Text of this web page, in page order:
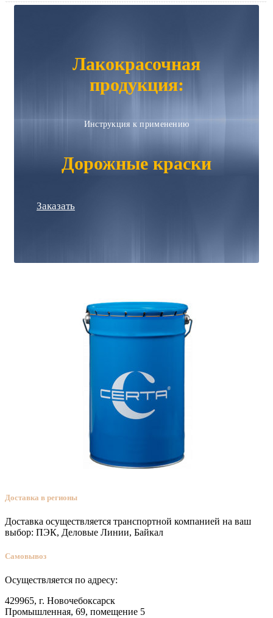
Лакокрасочная
продукция:
Инструкция к применению
Дорожные краски
Заказать
Доставка в регионы
Доставка осуществляется транспортной компанией на ваш
выбор: ПЭК, Деловые Линии, Байкал
Самовывоз
Осуществляется по адресу:
429965, г. Новочебоксарск
Промышленная, 69, помещение 5